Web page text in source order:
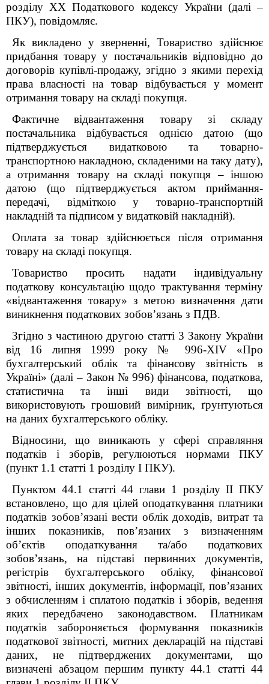
розділу ХХ Податкового кодексу України (далі –
ПКУ), повідомляє.
Як викладено у зверненні, Товариство здійснює
придбання товару у постачальників відповідно до
договорів купівлі-продажу, згідно з якими перехід
права власності на товар відбувається у момент
отримання товару на складі покупця.
Фактичне відвантаження товару зі складу
постачальника відбувається однією датою (що
підтверджується видатковою та товарно-
транспортною накладною, складеними на таку дату),
а отримання товару на складі покупця – іншою
датою (що підтверджується актом приймання-
передачі, відміткою у товарно-транспортній
накладній та підписом у видатковій накладній).
Оплата за товар здійснюється після отримання
товару на складі покупця.
Товариство просить надати індивідуальну
податкову консультацію щодо трактування терміну
«відвантаження товару» з метою визначення дати
виникнення податкових зобовʼязань з ПДВ.
Згідно з частиною другою статті 3 Закону України
від 16 липня 1999 року № 996-XIV «Про
бухгалтерський облік та фінансову звітність в
Україні» (далі – Закон № 996) фінансова, податкова,
статистична та інші види звітності, що
використовують грошовий вимірник, ґрунтуються
на даних бухгалтерського обліку.
Відносини, що виникають у сфері справляння
податків і зборів, регулюються нормами ПКУ
(пункт 1.1 статті 1 розділу І ПКУ).
Пунктом 44.1 статті 44 глави 1 розділу ІІ ПКУ
встановлено, що для цілей оподаткування платники
податків зобов’язані вести облік доходів, витрат та
інших показників, пов’язаних з визначенням
об’єктів оподаткування та/або податкових
зобов’язань, на підставі первинних документів,
регістрів бухгалтерського обліку, фінансової
звітності, інших документів, інформації, пов’язаних
з обчисленням і сплатою податків і зборів, ведення
яких передбачено законодавством.
Платникам
податків забороняється формування показників
податкової звітності, митних декларацій на підставі
даних, не підтверджених документами, що
визначені абзацом першим пункту 44.1 статті 44